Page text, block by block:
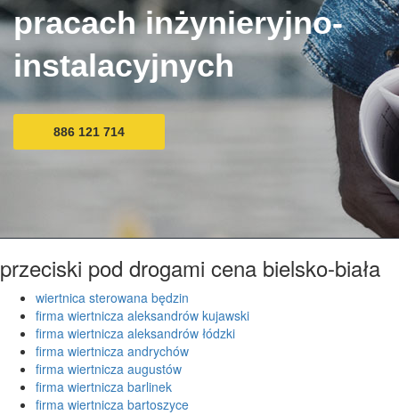
pracach inżynieryjno-
instalacyjnych
886 121 714
przeciski pod drogami cena bielsko-biała
wiertnica sterowana będzin
firma wiertnicza aleksandrów kujawski
firma wiertnicza aleksandrów łódzki
firma wiertnicza andrychów
firma wiertnicza augustów
firma wiertnicza barlinek
firma wiertnicza bartoszyce